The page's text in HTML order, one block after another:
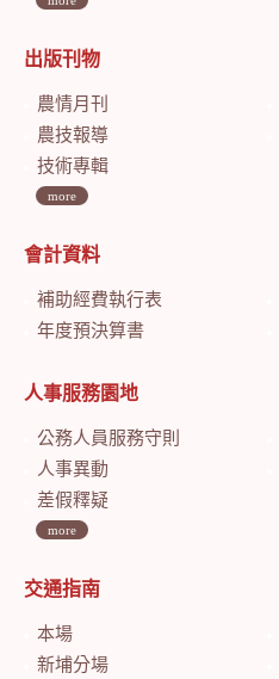
出版刊物
農情月刊
農技報導
技術專輯
more
會計資料
補助經費執行表
年度預決算書
人事服務園地
公務人員服務守則
人事異動
差假釋疑
more
交通指南
本場
新埔分場